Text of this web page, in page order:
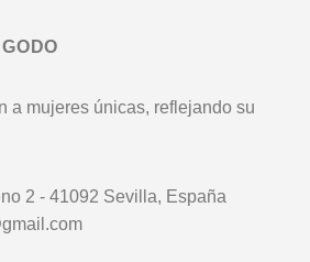
a mujeres únicas, reflejando su
2 - 41092 Sevilla, España